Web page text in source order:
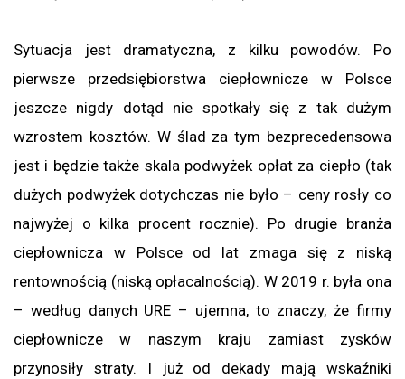
Sytuacja jest dramatyczna, z kilku powodów. Po
pierwsze przedsiębiorstwa ciepłownicze w Polsce
jeszcze nigdy dotąd nie spotkały się z tak dużym
wzrostem kosztów. W ślad za tym bezprecedensowa
jest i będzie także skala podwyżek opłat za ciepło (tak
dużych podwyżek dotychczas nie było – ceny rosły co
najwyżej o kilka procent rocznie). Po drugie branża
ciepłownicza w Polsce od lat zmaga się z niską
rentownością (niską opłacalnością). W 2019 r. była ona
– według danych URE – ujemna, to znaczy, że firmy
ciepłownicze w naszym kraju zamiast zysków
przynosiły straty. I już od dekady mają wskaźniki